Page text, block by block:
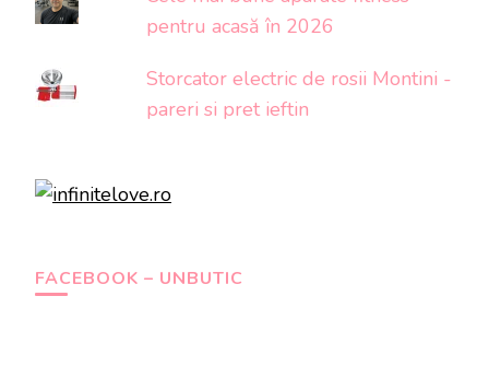
pentru acasă în 2026
Storcator electric de rosii Montini -
pareri si pret ieftin
FACEBOOK – UNBUTIC